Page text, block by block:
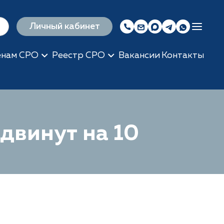
Личный кабинет
СРО Реестр СРО Вакансии Контакты
на 10